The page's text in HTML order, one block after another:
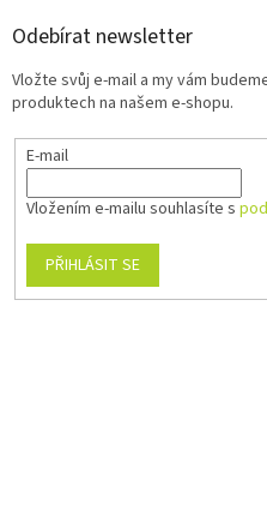
Odebírat newsletter
Vložte svůj e-mail a my vám
produktech na našem e-shopu.
E-mail
Vložením e-mailu souhlasíte s
PŘIHLÁSIT SE